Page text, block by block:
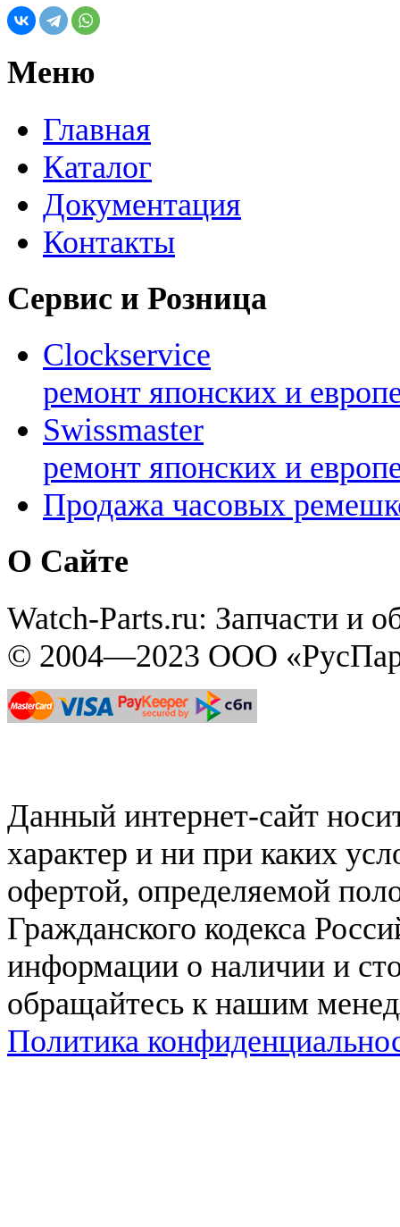
Меню
Главная
Каталог
Документация
Контакты
Сервис и Розница
Clockservice
ремонт японских и
Swissmaster
ремонт японских и
Продажа часовых
О Сайте
Watch-Parts.ru: Запчасти и
© 2004—2023 ООО
Данный интернет-сайт
характер и ни при каких
офертой, определяемой
Гражданского кодекса
информации о наличии и
обращайтесь к нашим
Политика